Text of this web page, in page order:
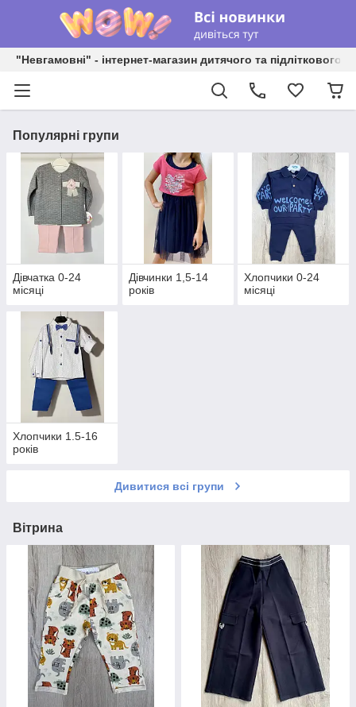
"Невгамовні" - інтернет-магазин дитячого та підліткового
Популярні групи
Дівчатка 0-24
місяці
Дівчинки 1,5-14
років
Хлопчики 0-24
місяці
Хлопчики 1.5-16
років
Дивитися всі групи
Вітрина